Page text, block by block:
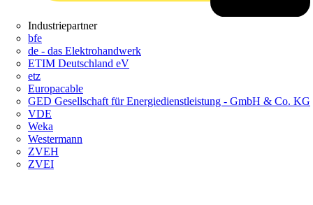
Industriepartner
bfe
de - das Elektrohandwerk
ETIM Deutschland eV
etz
Europacable
GED Gesellschaft für Energiedienstleistung - GmbH & Co. KG
VDE
Weka
Westermann
ZVEH
ZVEI